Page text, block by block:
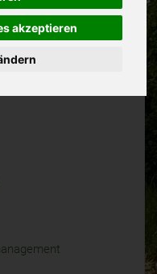
akzeptieren